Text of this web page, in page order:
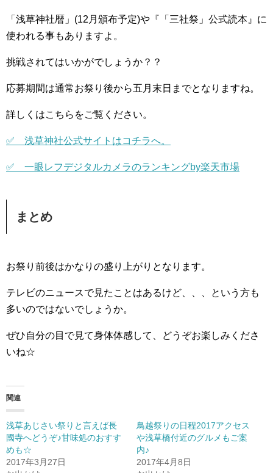
「浅草神社暦」(12月頒布予定)や『「三社祭」公式読本』に
使われる事もありますよ。
挑戦されてはいかがでしょうか？？
応募期間は通常お祭り後から五月末日までとなりますね。
詳しくはこちらをご覧ください。
✅ 浅草神社公式サイトはコチラへ。
✅ 一眼レフデジタルカメラのランキングby楽天市場
まとめ
お祭り前後はかなりの盛り上がりとなります。
テレビのニュースで見たことはあるけど、、、という方も
多いのではないでしょうか。
ぜひ自分の目で見て身体体感して、どうぞお楽しみくださ
いね☆
関連
浅草あじさい祭りと言えば長
國寺へどうぞ♪甘味処のおすす
めも☆
2017年3月27日
鳥越祭りの日程2017アクセス
や浅草橋付近のグルメもご案
内♪
2017年4月8日